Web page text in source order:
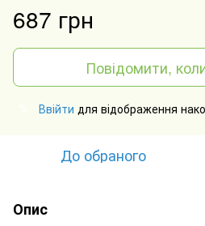
687 грн
Повідомити,
Ввійти для відображення
До обраного
Опис